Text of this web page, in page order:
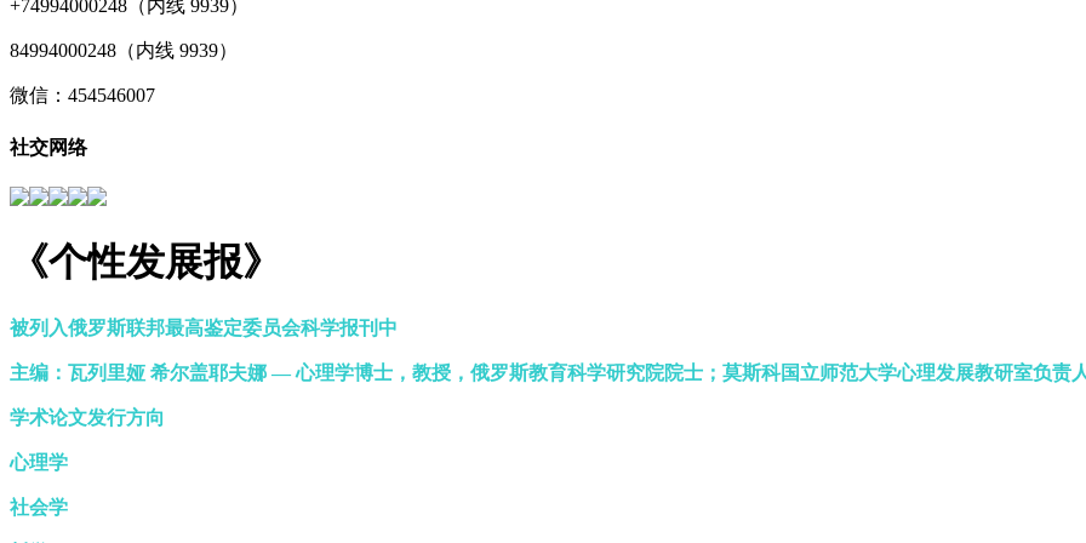
+74994000248（内线 9939）
84994000248（内线 9939）
微信：454546007
社交网络
《个性发展报》
被列入俄罗斯联邦最高鉴定委员会科学报刊中
主编：瓦列里娅 希尔盖耶夫娜 — 心理学博士，教授，俄罗斯教育科学研究院院士；莫斯科国立师范大学心理发展教研室负责
学术论文发行方向
心理学
社会学